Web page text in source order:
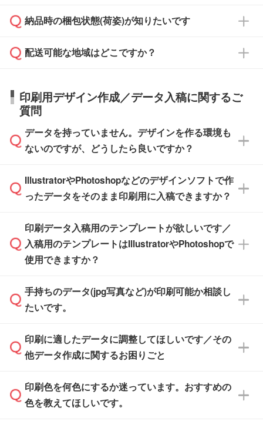
ご希望の際は担当スタッフまでお気軽にご相談
ください。
ご入金確認後、1～2営業日で出荷いたしま
タッフまでお問い合わせください。
ル」に注文予定日をご入力いただくと、おおよ
その締切日や出荷目安をご確認いただけます。
品が決まりましたらお早めのご発注をお願いい
たします。
※土日祝日を除く営業日換算です。
※沖縄・離島は追加日数がかかります。
い。
応が可能かご案内いたします。
す。>>対象商品はこちら
※最短出荷日は商品によって異なります。各商
品ページにてご確認ください
ご入金確認後に在庫を確保し、注文確定のご連
はできかねますので予めご了承ください。
納品時の梱包状態(荷姿)が知りたいです
商品によって異なります。各ページにある商品
す。(白箱、化粧箱、ブリスターパックなど)
【袋入り】 商品がひとつずつ袋に入っていま
す。(透明袋、デザイン袋など)
【個包装なし】 個包装がされていない状態で
※化粧箱から白箱への入れ替えや、オリジナル
箱の作成は原則承っておりません。
配送可能な地域はどこですか？
日本全国へお届けが可能です。なお、海外への
直接納品は行っておりませんので予めご了承く
ださい。
印刷用デザイン作成／データ入稿に関するご
質問
データを持っていません。デザインを作る環境も
ないのですが、どうしたら良いですか？
無料の「デザインシミュレーター」を使えば、
PCやスマホから簡単にデザインを作成できま
ザインソフトがなくても安心です。
また、「データ作成サービス
せいただければ、弊社にて無料でデザインデー
タを1点作成いたします。
IllustratorやPhotoshopなどのデザインソフトで作
ったデータをそのまま印刷用に入稿できますか？
IllustratorやPhotoshop、CLIP STUDIOなどのデ
ザインソフトでこだわりのデザインを作成した
い方は、完全データ入稿
積・ご注文フォームにアップロードしてご入稿
ください。
ご入稿後は経験豊富なスタッフがデータに不備
がないかチェックし、お客様と確認してから印
刷に進みますので、ご安心ください。
印刷データ入稿用のテンプレートが欲しいです／
入稿用のテンプレートはIllustratorやPhotoshopで
使用できますか？
一部商品は入稿用テンプレートのご用意があり
ます。各商品ページの『印刷方法・テンプレー
入稿用のテンプレートはPDF形式ですが、
IllustratorやPhotoshopで開いてご利用いただけ
方」をご確認ください。
手持ちのデータ(jpg写真など)が印刷可能か相談し
たいです。
印刷に適したデータ・解像度かどうか、担当ス
タッフが事前に確認いたします。
ムへ添付いただくか、担当スタッフ宛にメール
でお送りください。
印刷に適したデータに調整してほしいです／その
他データ作成に関するお困りごと
データ作成でお困りの際には、担当スタッフが
サポートいたしますのでお気軽にご相談くださ
印刷色を何色にするか迷っています。おすすめの
色を教えてほしいです。